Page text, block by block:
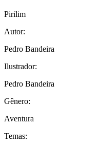
Pirilim
Autor:
Pedro Bandeira
Ilustrador:
Pedro Bandeira
Gênero:
Aventura
Temas: